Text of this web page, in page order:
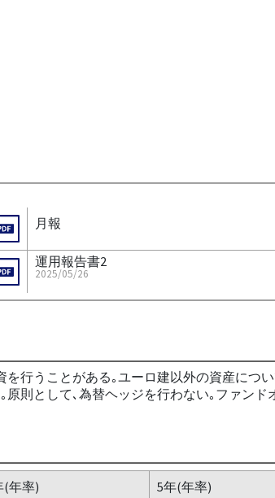
月報
運用報告書2
2025/05/26
行うことがある｡ユーロ建以外の資産につ
則として､為替ヘッジを行わない｡ファンド
(年率) 5年(年率)